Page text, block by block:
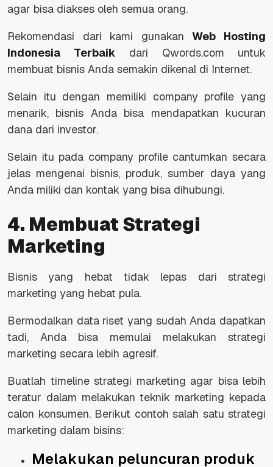
agar bisa diakses oleh semua orang.
Rekomendasi dari kami gunakanWeb Hosting
Indonesia Terbaik dari Qwords.com untuk
membuat bisnis Anda semakin dikenal di Internet.
Selain itu dengan memiliki company profile yang
menarik, bisnis Anda bisa mendapatkan kucuran
dana dari investor.
Selain itu pada company profile cantumkan secara
jelas mengenai bisnis, produk, sumber daya yang
Anda miliki dan kontak yang bisa dihubungi.
4. Membuat Strategi
Marketing
Bisnis yang hebat tidak lepas dari strategi
marketing yang hebat pula.
Bermodalkan data riset yang sudah Anda dapatkan
tadi, Anda bisa memulai melakukan strategi
marketing secara lebih agresif.
Buatlah timeline strategi marketing agar bisa lebih
teratur dalam melakukan teknik marketing kepada
calon konsumen. Berikut contoh salah satu strategi
marketing dalam bisins:
Melakukan peluncuran produk